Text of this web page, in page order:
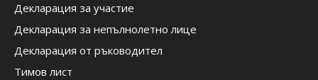
Декларация за участие
Декларация за непълнолетно лице
Декларация от ръководител
Тимов лист